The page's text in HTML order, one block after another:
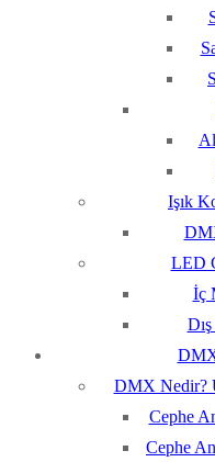
Işık
LED
İç
DMX Nedir?
Cephe
Cephe